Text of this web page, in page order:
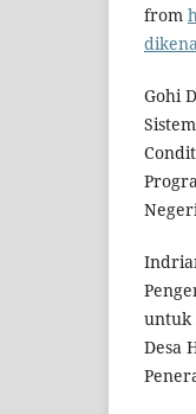
from
Gohi
untuk
Desa